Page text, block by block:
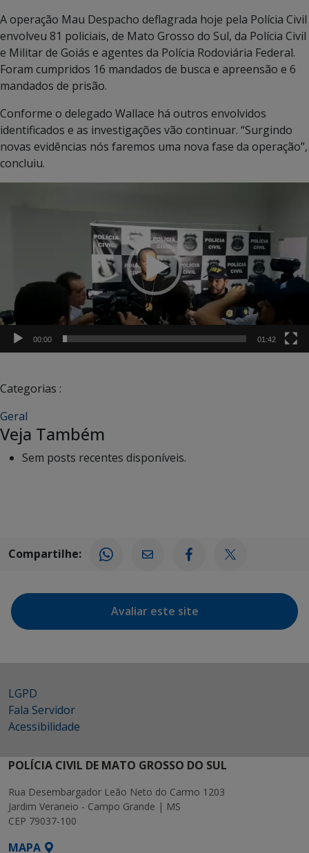
A operação Mau Despacho deflagrada hoje pela Polícia Civil
envolveu 81 policiais, de Mato Grosso do Sul, da Polícia Civil
e Militar de Goiás e agentes da Polícia Rodoviária Federal.
Foram cumpridos 16 mandados de busca e apreensão e 6
mandados de prisão.
Conforme o delegado Wallace há outros envolvidos
identificados e as investigações vão continuar. “Surgindo
novas evidências nós faremos uma nova fase da operação”,
concluiu.
00:00 01:42
Categorias :
Geral
Veja Também
Sem posts recentes disponíveis.
Compartilhe:
Avaliar este site
LGPD
Fala Servidor
Acessibilidade
POLÍCIA CIVIL DE MATO GROSSO DO SUL
Rua Desembargador Leão Neto do Carmo 1203
Jardim Veraneio - Campo Grande | MS
CEP 79037-100
MAPA